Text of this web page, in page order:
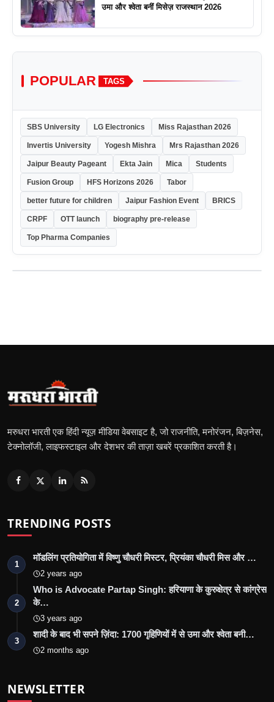
उमा और श्वेता बनीं मिसेज़ राजस्थान 2026
POPULAR TAGS
SBS University LG Electronics Miss Rajasthan 2026
Invertis University Yogesh Mishra Mrs Rajasthan 2026
Jaipur Beauty Pageant Ekta Jain Mica Students
Fusion Group HFS Horizons 2026 Tabor
better future for children Jaipur Fashion Event BRICS
CRPF OTT launch biography pre-release
Top Pharma Companies
मरुधरा भारती एक हिंदी न्यूज़ मीडिया वेबसाइट है, जो राजनीति, मनोरंजन, बिज़नेस,
टेक्नोलॉजी, लाइफस्टाइल और देशभर की ताज़ा खबरें प्रकाशित करती है।
TRENDING POSTS
1
मॉडलिंग प्रतियोगिता में विष्णु चौधरी मिस्टर, प्रियंका चौधरी मिस और …
2 years ago
2
Who is Advocate Partap Singh: हरियाणा के कुरुक्षेत्र से कांग्रेस
के…
3 years ago
3
शादी के बाद भी सपने ज़िंदा: 1700 गृहिणियों में से उमा और श्वेता बनी…
2 months ago
NEWSLETTER